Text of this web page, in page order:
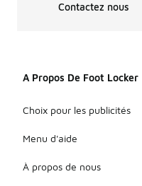
Contactez nous
A Propos De Foot Locker
Choix pour les publicités
Menu d'aide
À propos de nous